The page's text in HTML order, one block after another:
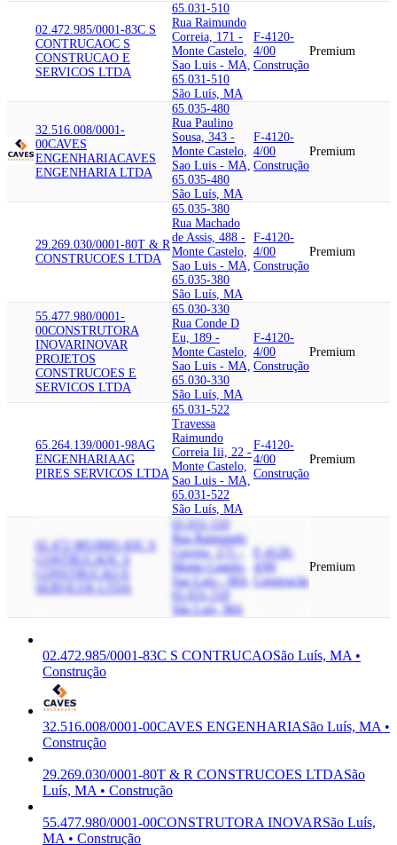
02.472.985/0001-83C S
CONTRUCAOC S
CONSTRUCAO E
SERVICOS LTDA
65.031-510
Rua Raimundo
Correia, 171 -
Monte Castelo,
Sao Luis - MA,
65.031-510
São Luís, MA
F-4120-
4/00
Construção
Premium
32.516.008/0001-
00CAVES
ENGENHARIACAVES
ENGENHARIA LTDA
65.035-480
Rua Paulino
Sousa, 343 -
Monte Castelo,
Sao Luis - MA,
65.035-480
São Luís, MA
F-4120-
4/00
Construção
Premium
29.269.030/0001-80T & R
CONSTRUCOES LTDA
65.035-380
Rua Machado
de Assis, 488 -
Monte Castelo,
Sao Luis - MA,
65.035-380
São Luís, MA
F-4120-
4/00
Construção
Premium
55.477.980/0001-
00CONSTRUTORA
INOVARINOVAR
PROJETOS
CONSTRUCOES E
SERVICOS LTDA
65.030-330
Rua Conde D
Eu, 189 -
Monte Castelo,
Sao Luis - MA,
65.030-330
São Luís, MA
F-4120-
4/00
Construção
Premium
65.264.139/0001-98AG
ENGENHARIAAG
PIRES SERVICOS LTDA
65.031-522
Travessa
Raimundo
Correia Iii, 22 -
Monte Castelo,
Sao Luis - MA,
65.031-522
São Luís, MA
F-4120-
4/00
Construção
Premium
02.472.985/0001-83C S
CONTRUCAO
CONSTRUCAO E
SERVICOS LTDA
65.031-510
Rua Raimundo
Correia, 171 -
Monte Castelo,
Sao Luis - MA,
São Luís, MA
F-4120-
4/00
Construção
Premium
02.472.985/0001-83C S CONTRUCAOSão Luís, MA •
Construção
32.516.008/0001-00CAVES ENGENHARIASão Luís, MA •
Construção
29.269.030/0001-80T & R CONSTRUCOES LTDASão
Luís, MA • Construção
55.477.980/0001-00CONSTRUTORA INOVARSão Luís,
MA • Construção